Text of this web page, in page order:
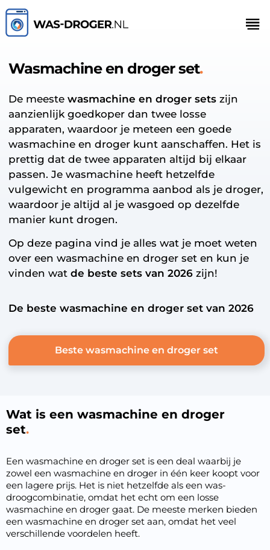
Wasmachine en droger set
De meeste wasmachine en droger sets zijn
aanzienlijk goedkoper dan twee losse
apparaten, waardoor je meteen een goede
wasmachine en droger kunt aanschaffen. Het is
prettig dat de twee apparaten altijd bij elkaar
passen. Je wasmachine heeft hetzelfde
vulgewicht en programma aanbod als je droger,
waardoor je altijd al je wasgoed op dezelfde
manier kunt drogen.
Op deze pagina vind je alles wat je moet weten
over een wasmachine en droger set en kun je
vinden wat de beste sets van 2026zijn!
De beste wasmachine en droger set van 2026
Beste wasmachine en droger set
Wat is een wasmachine en droger
set
Een wasmachine en droger set is een deal waarbij je
zowel een wasmachine en droger in één keer koopt voor
een lagere prijs. Het is niet hetzelfde als een was-
droogcombinatie, omdat het echt om een losse
wasmachine en droger gaat. De meeste merken bieden
een wasmachine en droger set aan, omdat het veel
verschillende voordelen heeft.